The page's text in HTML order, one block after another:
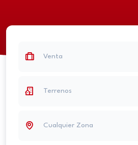
Venta
Terrenos
Cualquier Zona